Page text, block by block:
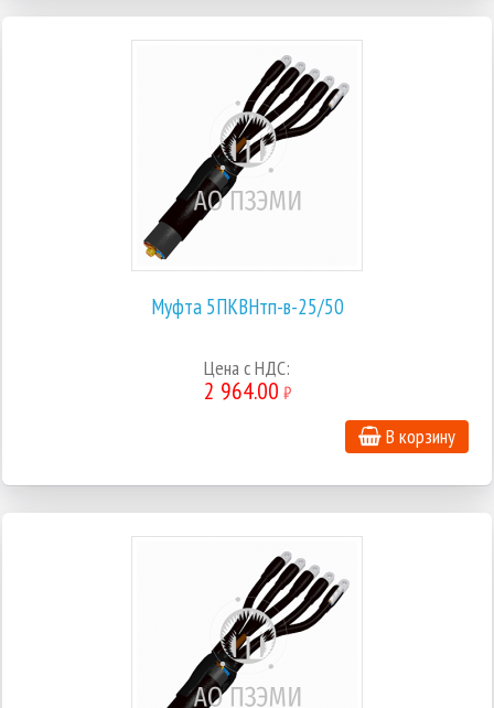
Муфта 5ПКВНтп-в-25/50
Цена с НДС:
2 964.00 ₽
В корзину